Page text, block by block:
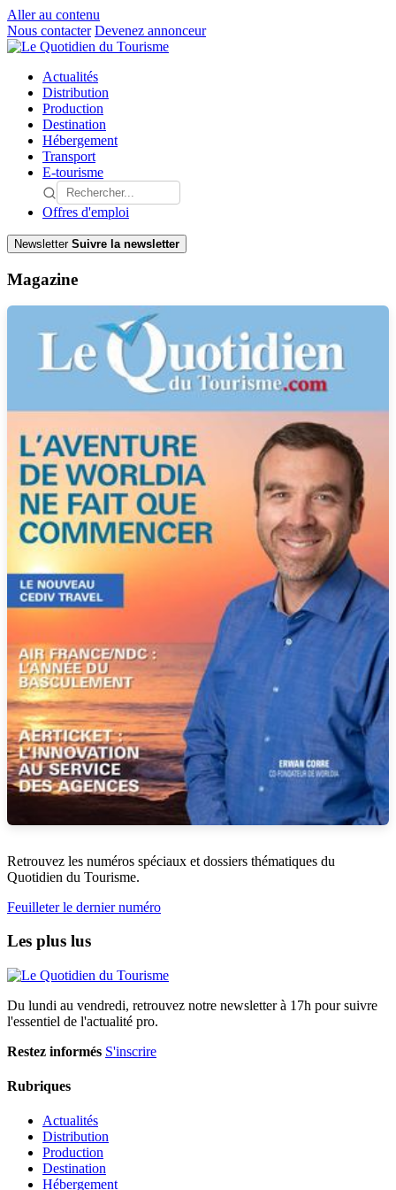
Aller au contenu
Nous contacter Devenez annonceur
Actualités
Distribution
Production
Destination
Hébergement
Transport
E-tourisme
Offres d'emploi
Newsletter Suivre la newsletter
Magazine
Retrouvez les numéros spéciaux et dossiers thématiques du
Quotidien du Tourisme.
Feuilleter le dernier numéro
Les plus lus
Du lundi au vendredi, retrouvez notre newsletter à 17h pour suivre
l'essentiel de l'actualité pro.
Restez informés S'inscrire
Rubriques
Actualités
Distribution
Production
Destination
Hébergement